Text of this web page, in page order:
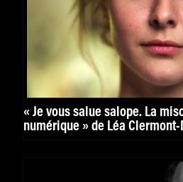
« Je vous salue salope. La
numérique » de Léa